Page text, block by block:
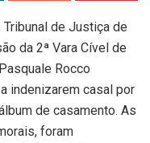
de Justiça de
da 2ª Vara Cível de
Rocco
indenizarem casal por
de casamento. As
foram